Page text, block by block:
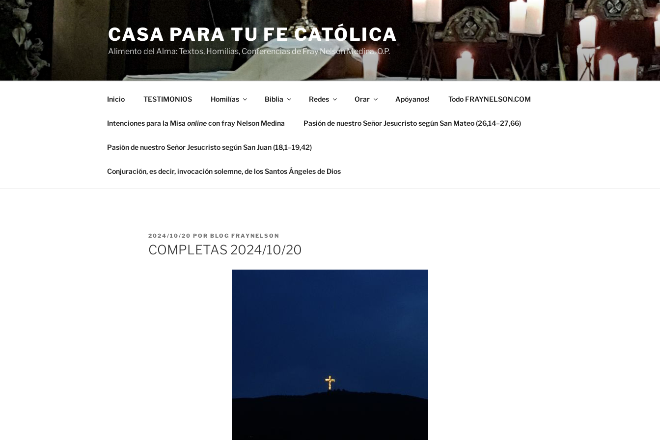
Saltar
contenido
CASA PARA TU FE CATÓLICA
Alimento del Alma: Textos, Homilias, Conferencias de Fray Nelson Medina, O.P.
Inicio TESTIMONIOS Homilías Biblia Redes Orar Apóyanos! Todo FRAYNELSON.COM
Intenciones para la Misa onlinecon fray Nelson Medina Pasión de nuestro Señor Jesucristo según San Mateo (26,14–27,66)
Pasión de nuestro Señor Jesucristo según San Juan (18,1–19,42)
Conjuración, es decir, invocación solemne, de los Santos Ángeles de Dios
PUBLICADO
EL
2024/10/20 POR BLOG FRAYNELSON
COMPLETAS 2024/10/20